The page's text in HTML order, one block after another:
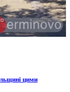
цими